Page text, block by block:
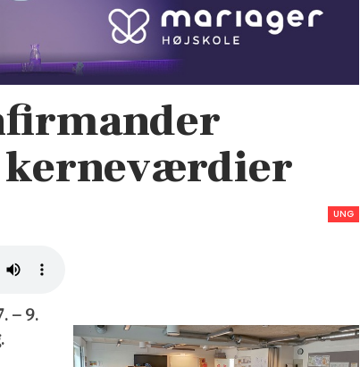
kerneværdier
UNG
– 9.